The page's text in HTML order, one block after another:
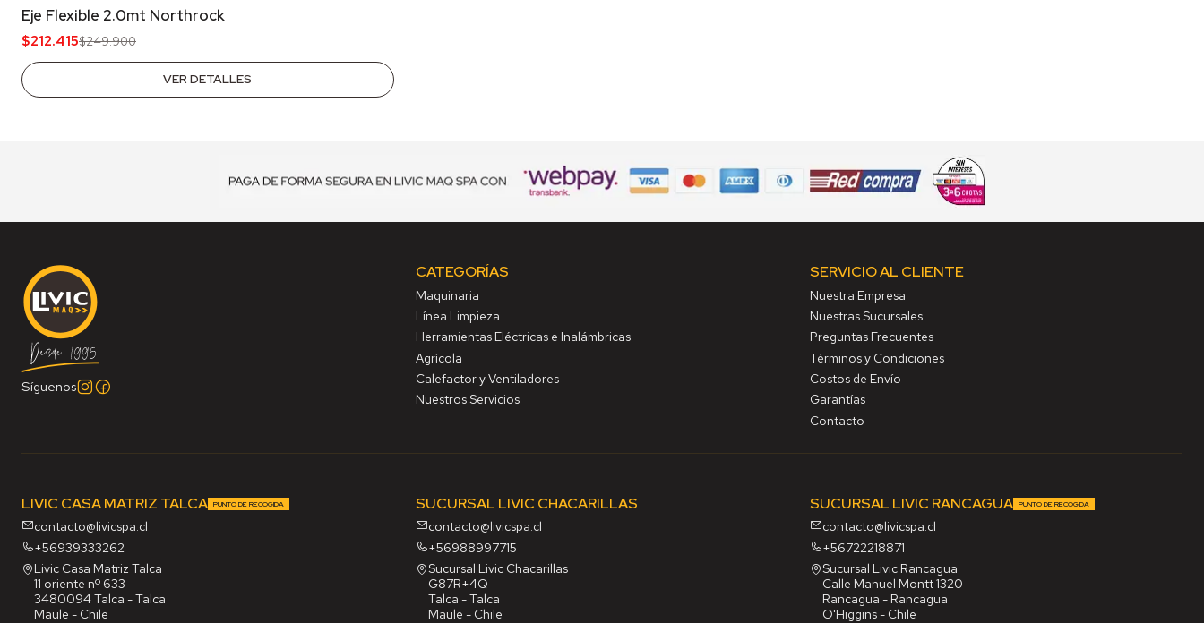
Eje Flexible 2.0mt Northrock
$212.415$249.900
VER DETALLES
Síguenos
CATEGORÍAS
Maquinaria
Línea Limpieza
Herramientas Eléctricas e Inalámbricas
Agrícola
Calefactor y Ventiladores
Nuestros Servicios
SERVICIO AL CLIENTE
Nuestra Empresa
Nuestras Sucursales
Preguntas Frecuentes
Términos y Condiciones
Costos de Envío
Garantías
Contacto
LIVIC CASA MATRIZ TALCA PUNTO DE RECOGIDA
contacto@livicspa.cl
+56939333262
Livic Casa Matriz Talca
11 oriente nº 633
3480094 Talca - Talca
Maule - Chile
SUCURSAL LIVIC CHACARILLAS
contacto@livicspa.cl
+56988997715
Sucursal Livic Chacarillas
G87R+4Q
Talca - Talca
Maule - Chile
SUCURSAL LIVIC RANCAGUA PUNTO DE RECOGIDA
contacto@livicspa.cl
+56722218871
Sucursal Livic Rancagua
Calle Manuel Montt 1320
Rancagua - Rancagua
O'Higgins - Chile